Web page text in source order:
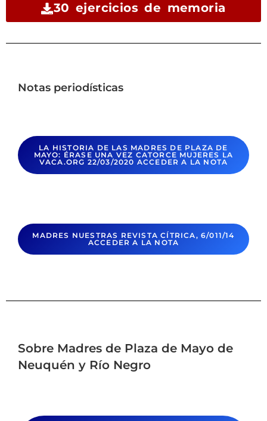
30 ejercicios de memoria
Notas periodísticas
LA HISTORIA DE LAS MADRES DE PLAZA DE
MAYO: ÉRASE UNA VEZ CATORCE MUJERES LA
VACA.ORG 22/03/2020 ACCEDER A LA NOTA
MADRES NUESTRAS REVISTA CÍTRICA, 6/011/14
ACCEDER A LA NOTA
Sobre Madres de Plaza de Mayo de
Neuquén y Río Negro